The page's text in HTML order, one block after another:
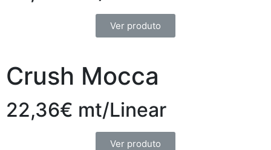
Ver produto
Crush Mocca
22,36€ mt/Linear
Ver produto